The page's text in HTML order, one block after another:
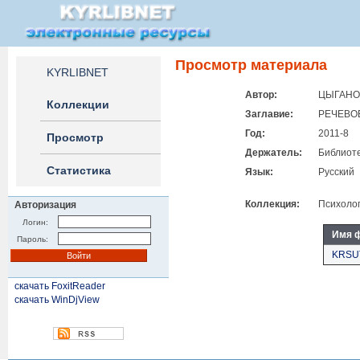
KYRLIBNET
Коллекции
Просмотр
Статистика
Авторизация
Логин:
Пароль:
скачать FoxitReader
скачать WinDjView
Просмотр материала
Автор:
Заглавие:
Год:
2011-8
Держатель:
Язык:
Русский
Коллекция:
Имя